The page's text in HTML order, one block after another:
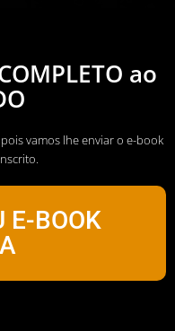
ao
vamos lhe enviar o e-book
E-BOOK